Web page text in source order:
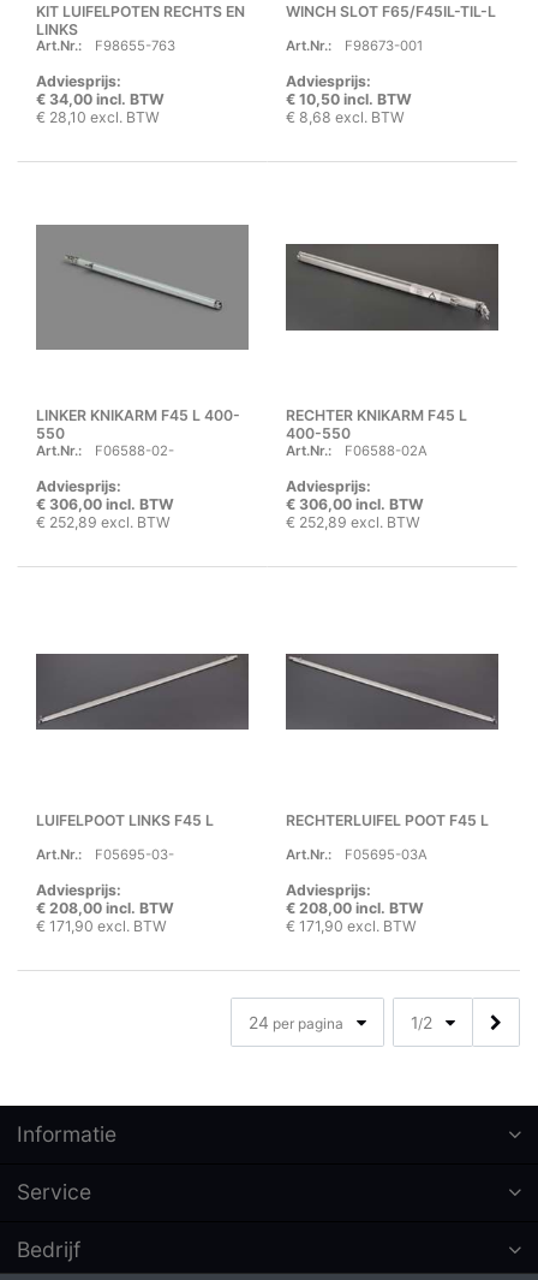
KIT LUIFELPOTEN RECHTS EN
LINKS
Art.Nr.: F98655-763
Adviesprijs:
€ 34,00 incl. BTW
€ 28,10 excl. BTW
WINCH SLOT F65/F45IL-TIL-L
Art.Nr.: F98673-001
Adviesprijs:
€ 10,50 incl. BTW
€ 8,68 excl. BTW
LINKER KNIKARM F45 L 400-
550
Art.Nr.: F06588-02-
Adviesprijs:
€ 306,00 incl. BTW
€ 252,89 excl. BTW
RECHTER KNIKARM F45 L
400-550
Art.Nr.: F06588-02A
Adviesprijs:
€ 306,00 incl. BTW
€ 252,89 excl. BTW
LUIFELPOOT LINKS F45 L
Art.Nr.: F05695-03-
Adviesprijs:
€ 208,00 incl. BTW
€ 171,90 excl. BTW
RECHTERLUIFEL POOT F45 L
Art.Nr.: F05695-03A
Adviesprijs:
€ 208,00 incl. BTW
€ 171,90 excl. BTW
24 per pagina 1/2
Informatie
Service
Bedrijf